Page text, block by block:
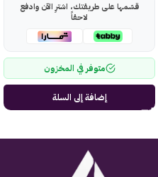
قسّمها على طريقتك، اشترِ الآن وادفع
لاحقاً
متوفر في المخزون
إضافة إلى السلة